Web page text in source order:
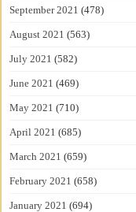
September 2021 (478)
August 2021 (563)
July 2021 (582)
June 2021 (469)
May 2021 (710)
April 2021 (685)
March 2021 (659)
February 2021 (658)
January 2021 (694)